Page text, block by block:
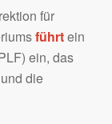
für
führtein
ein, das
die